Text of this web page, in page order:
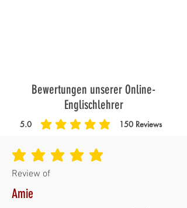
Bewertungen unserer Online-
Englischlehrer
5.0 150 Reviews
durchschnittliches Rating ist 5 von 5, basierend
durchschnittliches Rating ist 5 von 5
Review of
Amie